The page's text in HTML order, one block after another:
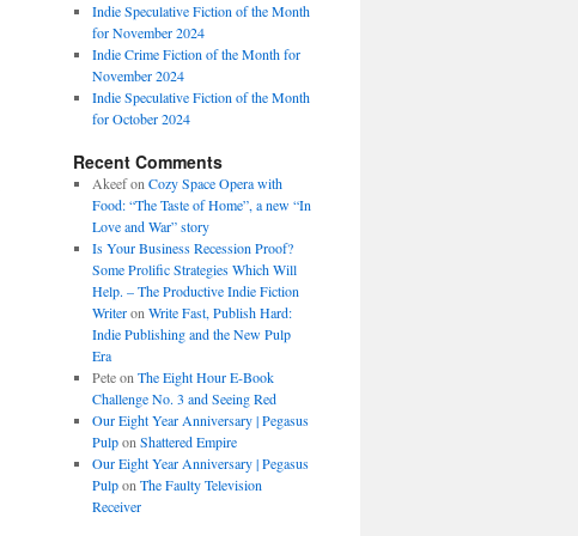
Indie Speculative Fiction of the Month
for November 2024
Indie Crime Fiction of the Month for
November 2024
Indie Speculative Fiction of the Month
for October 2024
Recent Comments
Akeefon Cozy Space Opera with
Food: “The Taste of Home”, a new “In
Love and War” story
Is Your Business Recession Proof?
Some Prolific Strategies Which Will
Help. – The Productive Indie Fiction
Writeron Write Fast, Publish Hard:
Indie Publishing and the New Pulp
Era
Peteon The Eight Hour E-Book
Challenge No. 3 and Seeing Red
Our Eight Year Anniversary | Pegasus
Pulpon Shattered Empire
Our Eight Year Anniversary | Pegasus
Pulpon The Faulty Television
Receiver